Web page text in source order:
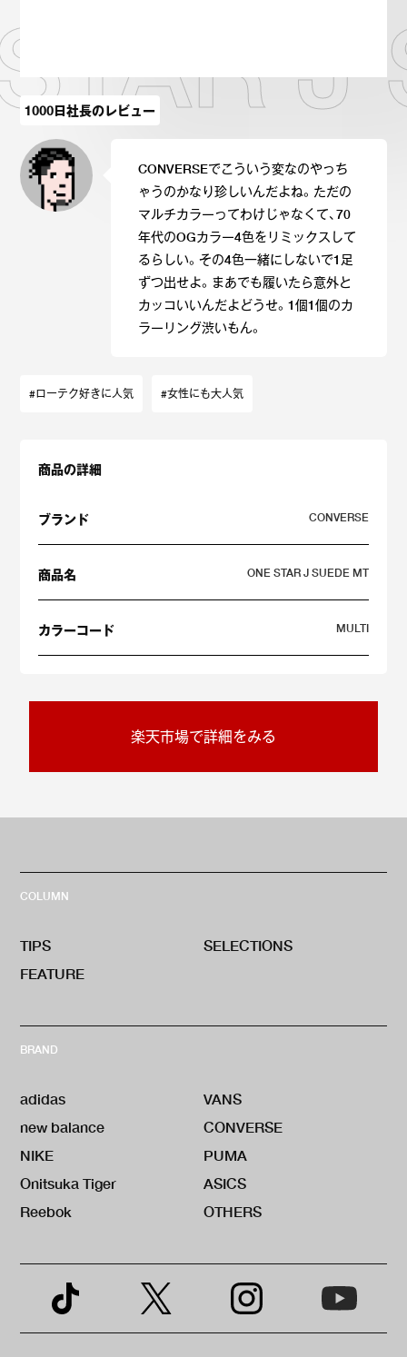
1000日社長のレビュー
CONVERSEでこういう変なのやっち
ゃうのかなり珍しいんだよね。ただの
マルチカラーってわけじゃなくて、70
年代のOGカラー4色をリミックスして
るらしい。その4色一緒にしないで1足
ずつ出せよ。まあでも履いたら意外と
カッコいいんだよどうせ。1個1個のカ
ラーリング渋いもん。
#ローテク好きに人気 #女性にも大人気
商品の詳細
ブランド CONVERSE
商品名 ONE STAR J SUEDE MT
カラーコード MULTI
楽天市場で詳細をみる
COLUMN
TIPS
SELECTIONS
FEATURE
BRAND
adidas
VANS
new balance
CONVERSE
NIKE
PUMA
Onitsuka Tiger
ASICS
Reebok
OTHERS